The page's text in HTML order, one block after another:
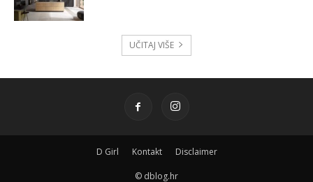
UČITAJ VIŠE
D Girl Kontakt Disclaimer
© dblog.hr